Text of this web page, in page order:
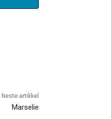
Neste artikkel
Marselie